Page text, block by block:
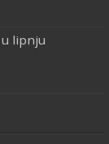
lipnju